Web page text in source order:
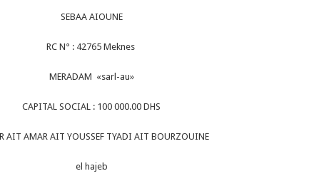
SEBAA AIOUNE
RC N° : 42765 Meknes
MERADAM «sarl-au»
CAPITAL SOCIAL : 100 000.00 DHS
AIT AMAR AIT YOUSSEF TYADI AIT BOURZOUINE
el hajeb